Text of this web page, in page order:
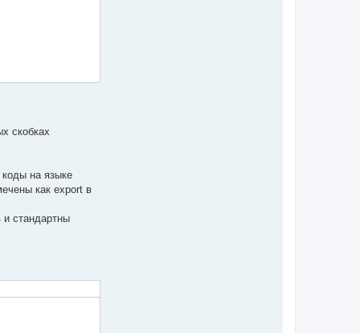
скобках
на языке
как export в
и стандартны